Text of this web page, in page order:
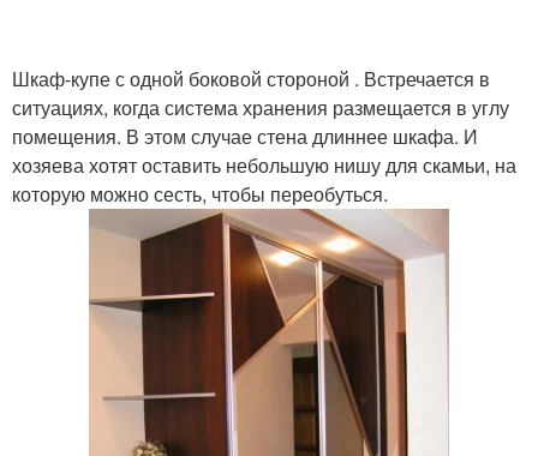
Шкаф-купе с одной боковой стороной . Встречается в
ситуациях, когда система хранения размещается в углу
помещения. В этом случае стена длиннее шкафа. И
хозяева хотят оставить небольшую нишу для скамьи, на
которую можно сесть, чтобы переобуться.